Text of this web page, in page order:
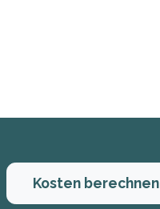
Kosten berechnen